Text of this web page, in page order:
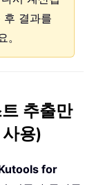
후 결과를
추출만
용)
for